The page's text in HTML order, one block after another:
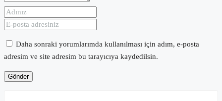
Daha sonraki yorumlarımda kullanılması için adım, e-posta
adresim ve site adresim bu tarayıcıya kaydedilsin.